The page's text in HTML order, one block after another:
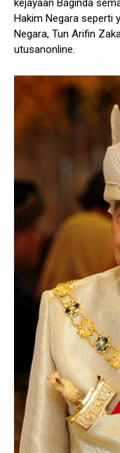
kejayaan Baginda
Hakim Negara seperti
Negara, Tun Arifin
utusanonline.